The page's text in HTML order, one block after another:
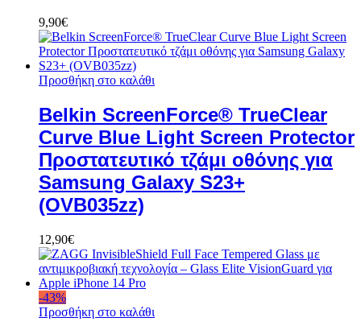
9,90€
Προσθήκη στο καλάθι
Belkin ScreenForce® TrueClear
Curve Blue Light Screen Protector
Προστατευτικό τζάμι οθόνης για
Samsung Galaxy S23+
(OVB035zz)
12,90€
-43%
Προσθήκη στο καλάθι